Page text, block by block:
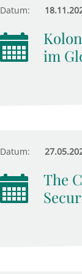
Datum:
im
Datum:
The